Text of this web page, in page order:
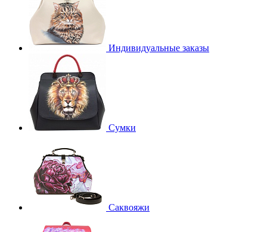
Индивидуальные заказы
Сумки
Саквояжи